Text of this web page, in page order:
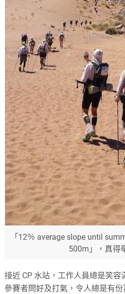
「12％ average slope until
500m」，真得
接近 CP水站，工作人員總是笑容
參賽者問好及打氣，令人總是有